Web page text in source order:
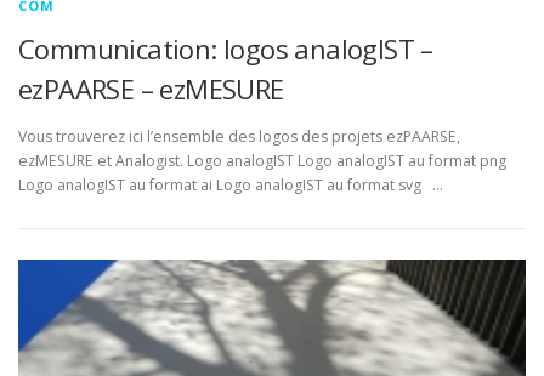
COM
Communication: logos analogIST –
ezPAARSE – ezMESURE
Vous trouverez ici l’ensemble des logos des projets ezPAARSE,
ezMESURE et Analogist. Logo analogIST Logo analogIST au format png
Logo analogIST au format ai Logo analogIST au format svg …